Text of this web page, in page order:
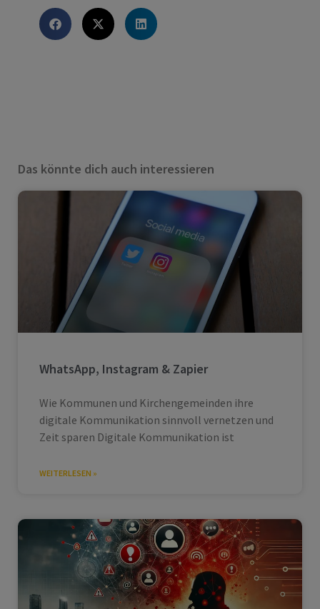
Das könnte dich auch interessieren
WhatsApp, Instagram & Zapier
Wie Kommunen und Kirchengemeinden ihre
digitale Kommunikation sinnvoll vernetzen und
Zeit sparen Digitale Kommunikation ist
WEITERLESEN »